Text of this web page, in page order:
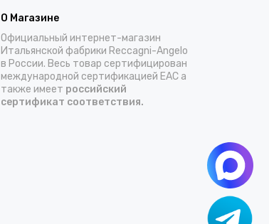
О Магазине
Официальный интернет-магазин
Итальянской фабрики Reccagni-Angelo
в России. Весь товар сертифицирован
международной сертификацией EAC а
также имеет российский
сертификат соответствия.